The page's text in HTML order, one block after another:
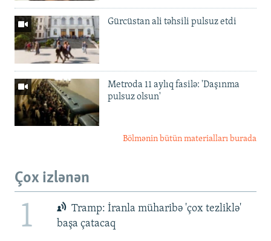
Gürcüstan ali təhsili pulsuz etdi
Metroda 11 aylıq fasilə: 'Daşınma
pulsuz olsun'
Bölmənin bütün materialları burada
Çox izlənən
1
Tramp: İranla müharibə 'çox tezliklə'
başa çatacaq